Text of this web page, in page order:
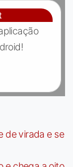
de virada e se